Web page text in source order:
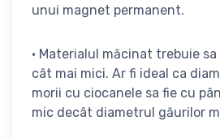
unui magnet permanent.
• Materialul măcinat trebuie
cât mai mici. Ar fi ideal ca
morii cu ciocanele sa fie cu
mic decât diametrul găurilor